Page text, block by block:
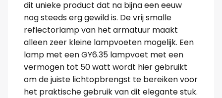
dit unieke product dat na bijna een eeuw
nog steeds erg gewild is. De vrij smalle
reflectorlamp van het armatuur maakt
alleen zeer kleine lampvoeten mogelijk. Een
lamp met een GY6.35 lampvoet met een
vermogen tot 50 watt wordt hier gebruikt
om de juiste lichtopbrengst te bereiken voor
het praktische gebruik van dit elegante stuk.